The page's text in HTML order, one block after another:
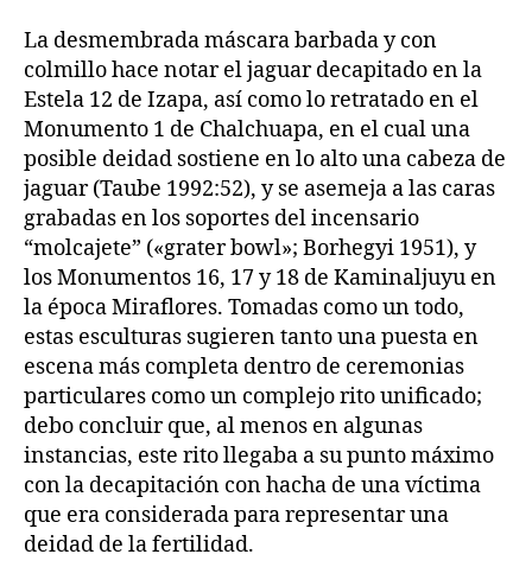
La desmembrada máscara barbada y con
colmillo hace notar el jaguar decapitado en la
Estela 12 de Izapa, así como lo retratado en el
Monumento 1 de Chalchuapa, en el cual una
posible deidad sostiene en lo alto una cabeza de
jaguar (Taube 1992:52), y se asemeja a las caras
grabadas en los soportes del incensario
“molcajete” («grater bowl»; Borhegyi 1951), y
los Monumentos 16, 17 y 18 de Kaminaljuyu en
la época Miraflores. Tomadas como un todo,
estas esculturas sugieren tanto una puesta en
escena más completa dentro de ceremonias
particulares como un complejo rito unificado;
debo concluir que, al menos en algunas
instancias, este rito llegaba a su punto máximo
con la decapitación con hacha de una víctima
que era considerada para representar una
deidad de la fertilidad.